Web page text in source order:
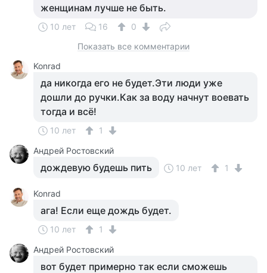
женщинам лучше не быть.
10 лет 16
0
Показать все комментарии
Konrad
да никогда его не будет.Эти люди уже
дошли до ручки.Как за воду начнут воевать
тогда и всё!
10 лет
1
Андрей Ростовский
дождевую будешь пить 10 лет 1
Konrad
ага! Если еще дождь будет.
10 лет
1
Андрей Ростовский
вот будет примерно так если сможешь